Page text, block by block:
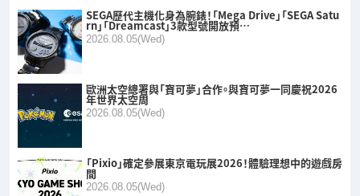
SEGA歷代主機化身為腕錶！「Mega Drive」「SEGA Satu
rn」「Dreamcast」3款型號開放預…
2026.08.05(Wed)
歐洲太空總署與「寶可夢」合作。與寶可夢一同慶祝2026
年世界太空周
2026.08.05(Wed)
「Pixio」確定參展東京電玩展2026！體驗理想中的遊戲房
間
2026.08.05(Wed)